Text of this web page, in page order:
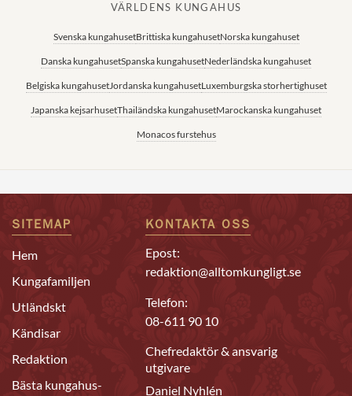
VÄRLDENS KUNGAHUS
Svenska kungahusetBrittiska kungahusetNorska kungahuset
Danska kungahusetSpanska kungahusetNederländska kungahuset
Belgiska kungahusetJordanska kungahusetLuxemburgska storhertighuset
Japanska kejsarhusetThailändska kungahusetMarockanska kungahuset
Monacos furstehus
SITEMAP
Hem
Kungafamiljen
Utländskt
Kändisar
Redaktion
Bästa kungahus-
KONTAKTA OSS
Epost:
redaktion@alltomkungligt.se
Telefon:
08-611 90 10
Chefredaktör & ansvarig
utgivare
Daniel Nyhlén